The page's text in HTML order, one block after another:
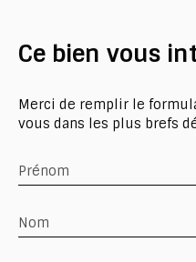
Ce bien vous
Merci de remplir le
vous dans les plus brefs
Prénom
Nom